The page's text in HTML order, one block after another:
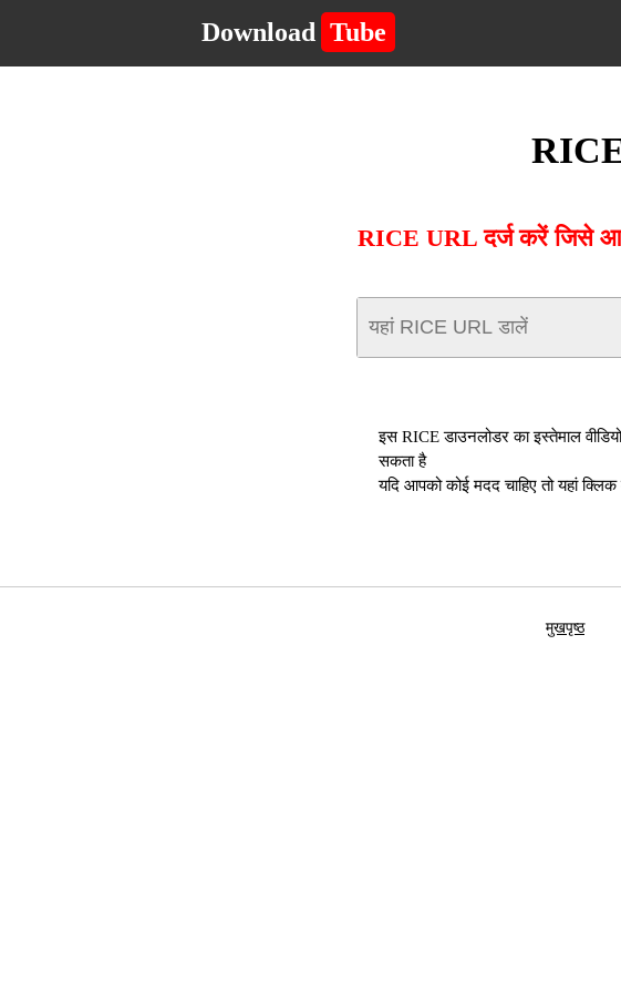
Download Tube
RICE URL दर्ज करें जिसे
इस RICE डाउनलोडर का इस्तेमाल
सकता है
यदि आपको कोई मदद चाहिए तो यहां
मुखपृष्ठ